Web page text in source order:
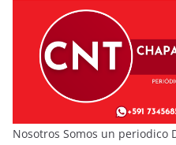
Nosotros Somos un periodico